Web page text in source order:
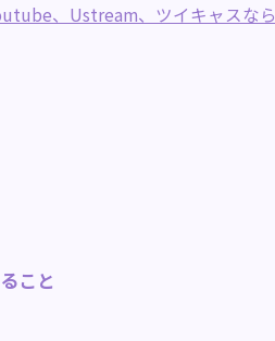
、Ustream、ツイキャスなら
こと